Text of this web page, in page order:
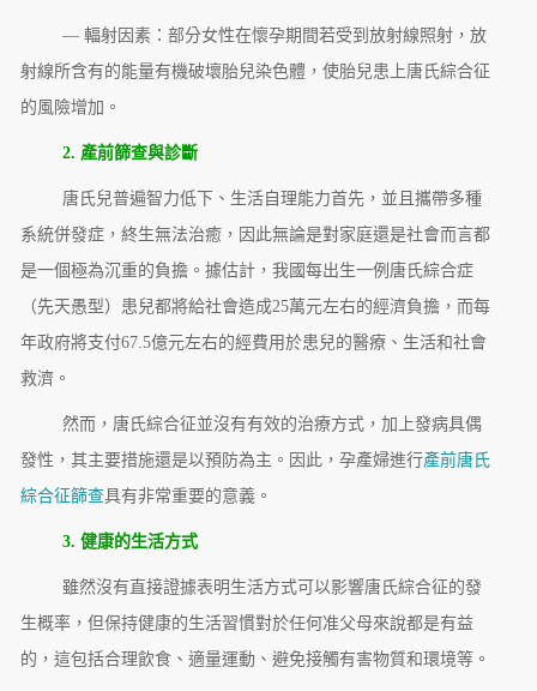
— 輻射因素：部分女性在懷孕期間若受到放射線照射，放
射線所含有的能量有機破壞胎兒染色體，使胎兒患上唐氏綜合征
的風險增加。
2. 產前篩查與診斷
唐氏兒普遍智力低下、生活自理能力首先，並且攜帶多種
系統併發症，終生無法治癒，因此無論是對家庭還是社會而言都
是一個極為沉重的負擔。據估計，我國每出生一例唐氏綜合症
（先天愚型）患兒都將給社會造成25萬元左右的經濟負擔，而每
年政府將支付67.5億元左右的經費用於患兒的醫療、生活和社會
救濟。
然而，唐氏綜合征並沒有有效的治療方式，加上發病具偶
發性，其主要措施還是以預防為主。因此，孕產婦進行產前唐氏
綜合征篩查具有非常重要的意義。
3. 健康的生活方式
雖然沒有直接證據表明生活方式可以影響唐氏綜合征的發
生概率，但保持健康的生活習慣對於任何准父母來說都是有益
的，這包括合理飲食、適量運動、避免接觸有害物質和環境等。